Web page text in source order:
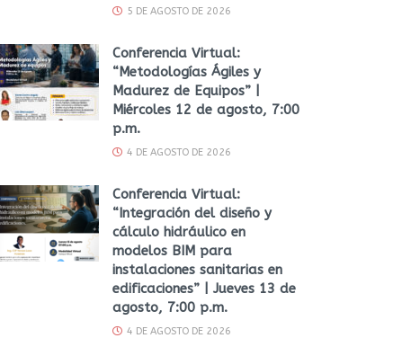
5 DE AGOSTO DE 2026
Conferencia Virtual:
“Metodologías Ágiles y
Madurez de Equipos” |
Miércoles 12 de agosto, 7:00
p.m.
4 DE AGOSTO DE 2026
Conferencia Virtual:
“Integración del diseño y
cálculo hidráulico en
modelos BIM para
instalaciones sanitarias en
edificaciones” | Jueves 13 de
agosto, 7:00 p.m.
4 DE AGOSTO DE 2026